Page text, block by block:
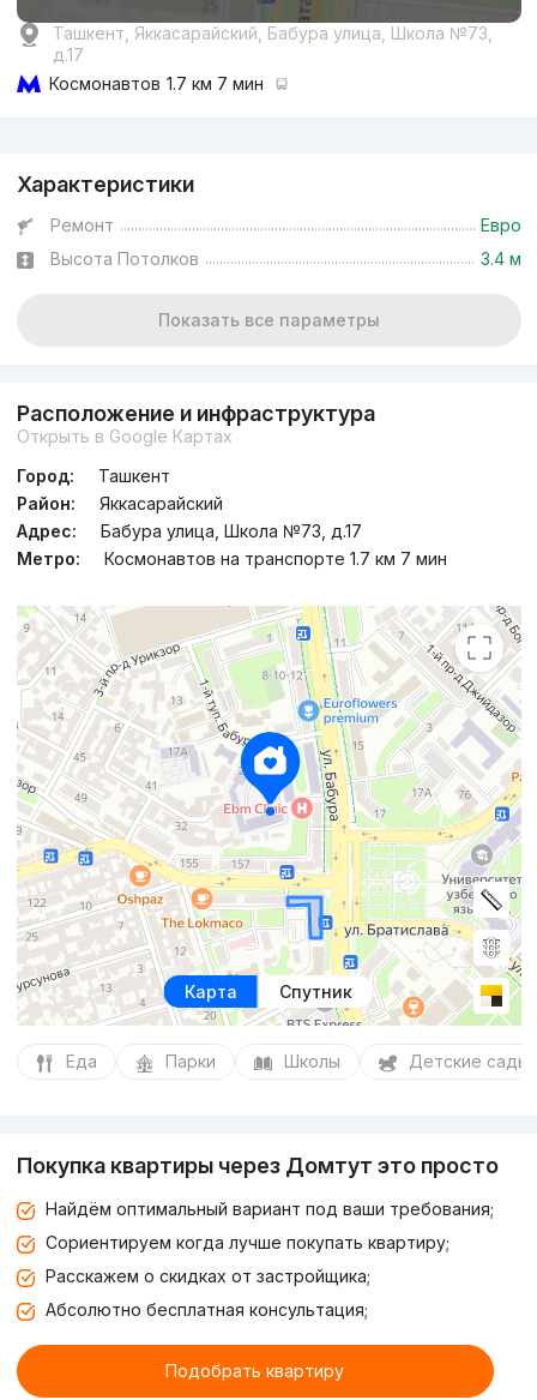
ЖК «Via Port»
20.7 млн сум /м²
ЖК «Seoul Riverside»
Ташкент, Яккасарайский, Бабура улица, Школа №73,
д.17
Космонавтов 1.7 км 7 мин
Характеристики
Ремонт
Евро
Высота Потолков
3.4 м
Показать все параметры
Расположение и инфраструктура
Открыть в Google Картах
Город:
Ташкент
Район:
Яккасарайский
Адрес:
Бабура улица, Школа №73, д.17
Метро:
Космонавтов на транспорте 1.7 км 7 мин
Карта Спутник
Еда Парки Школы Детские сады
Покупка квартиры через Домтут это просто
Найдём оптимальный вариант под ваши требования;
Сориентируем когда лучше покупать квартиру;
Расскажем о скидках от застройщика;
Абсолютно бесплатная консультация;
Подобрать квартиру